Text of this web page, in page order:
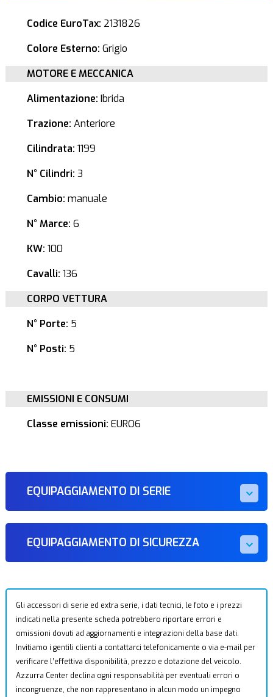
Codice EuroTax: 2131826
Colore Esterno: Grigio
MOTORE E MECCANICA
Alimentazione: Ibrida
Trazione: Anteriore
Cilindrata: 1199
N° Cilindri: 3
Cambio: manuale
N° Marce: 6
KW: 100
Cavalli: 136
CORPO VETTURA
N° Porte: 5
N° Posti: 5
EMISSIONI E CONSUMI
Classe emissioni: EURO6
EQUIPAGGIAMENTO DI SERIE
EQUIPAGGIAMENTO DI SICUREZZA
Gli accessori di serie ed extra serie, i dati tecnici, le foto e i prezzi
indicati nella presente scheda potrebbero riportare errori e
omissioni dovuti ad aggiornamenti e integrazioni della base dati.
Invitiamo i gentili clienti a contattarci telefonicamente o via e-mail per
verificare l’effettiva disponibilità, prezzo e dotazione del veicolo.
Azzurra Center declina ogni responsabilità per eventuali errori o
incongruenze, che non rappresentano in alcun modo un impegno